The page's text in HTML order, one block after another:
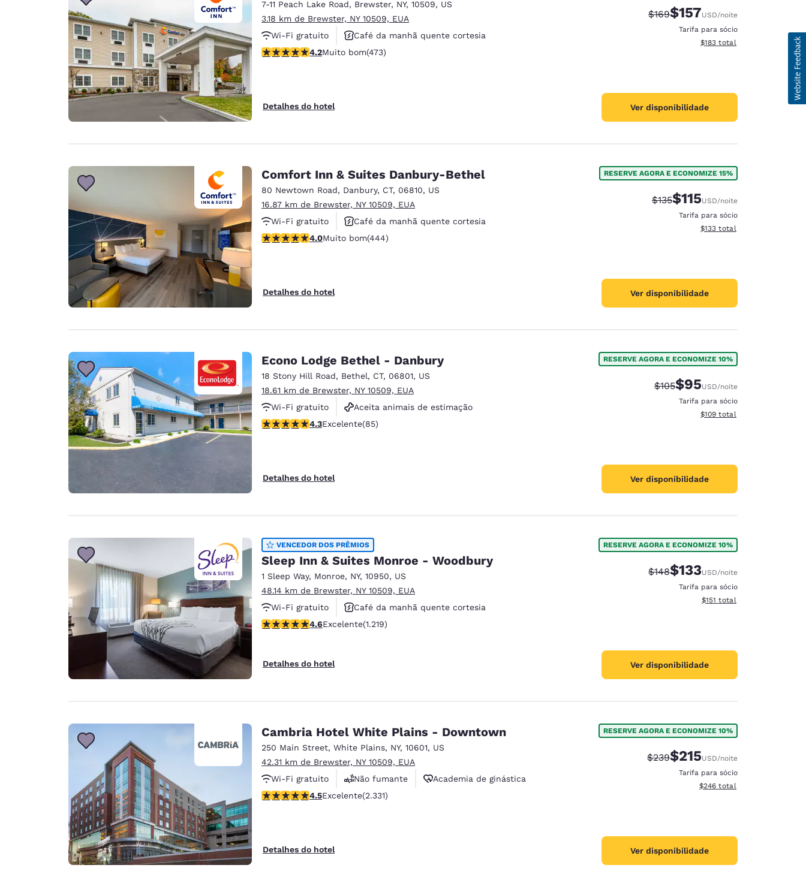
7-11 Peach Lake Road, Brewster, NY, 10509, US
3.18 km de Brewster, NY 10509, EUA
Wi-Fi gratuito
Café da manhã quente cortesia
Não fumante
classificação 4.15 estrelas. Muito bom. 473 avaliações
4.2Muito bom(473)
Detalhes do hotel
Tarifa anterior “tachada”:
$169Tarifa com desconto:
$157USD/noite
Tarifa para sócio
Exibir detalhes do total
$183 total
Ver disponibilidade
Comfort Inn & Suites Danbury-Bethel
80 Newtown Road, Danbury, CT, 06810, US
16.87 km de Brewster, NY 10509, EUA
Wi-Fi gratuito
Café da manhã quente cortesia
Aceita animais de estimação
classificação 4.03 estrelas. Muito bom. 444 avaliações
4.0Muito bom(444)
Detalhes do hotel
RESERVE AGORA E ECONOMIZE 15%
Tarifa anterior “tachada”:
$135Tarifa com desconto:
$115USD/noite
Tarifa para sócio
Exibir detalhes do total
$133 total
Ver disponibilidade
Econo Lodge Bethel - Danbury
18 Stony Hill Road, Bethel, CT, 06801, US
18.61 km de Brewster, NY 10509, EUA
Wi-Fi gratuito
Aceita animais de estimação
classificação 4.25 estrelas. Excelente. 85 avaliações
4.3Excelente(85)
Detalhes do hotel
RESERVE AGORA E ECONOMIZE 10%
Tarifa anterior “tachada”:
$105Tarifa com desconto:
$95USD/noite
Tarifa para sócio
Exibir detalhes do total
$109 total
Ver disponibilidade
VENCEDOR DOS PRÊMIOS
Sleep Inn & Suites Monroe - Woodbury
1 Sleep Way, Monroe, NY, 10950, US
48.14 km de Brewster, NY 10509, EUA
Wi-Fi gratuito
Café da manhã quente cortesia
Não fumante
classificação 4.56 estrelas. Excelente. 1219 avaliações
4.6Excelente(1.219)
Detalhes do hotel
RESERVE AGORA E ECONOMIZE 10%
Tarifa anterior “tachada”:
$148Tarifa com desconto:
$133USD/noite
Tarifa para sócio
Exibir detalhes do total
$151 total
Ver disponibilidade
Cambria Hotel White Plains - Downtown
250 Main Street, White Plains, NY, 10601, US
42.31 km de Brewster, NY 10509, EUA
Wi-Fi gratuito
Não fumante
Academia de ginástica
classificação 4.54 estrelas. Excelente. 2331 avaliações
4.5Excelente(2.331)
Detalhes do hotel
RESERVE AGORA E ECONOMIZE 10%
Tarifa anterior “tachada”:
$239Tarifa com desconto:
$215USD/noite
Tarifa para sócio
Exibir detalhes do total
$246 total
Ver disponibilidade